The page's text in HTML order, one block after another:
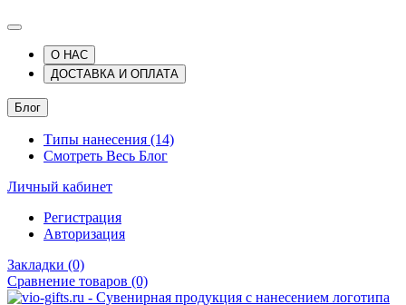
О НАС
ДОСТАВКА И ОПЛАТА
Блог
Типы нанесения (14)
Смотреть Весь Блог
Личный кабинет
Регистрация
Авторизация
Закладки (0)
Сравнение товаров (0)